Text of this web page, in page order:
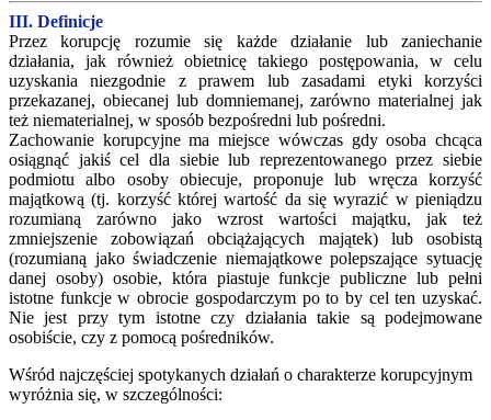
III. Definicje
Przez korupcję rozumie się każde działanie lub zaniechanie
działania, jak również obietnicę takiego postępowania, w celu
uzyskania niezgodnie z prawem lub zasadami etyki korzyści
przekazanej, obiecanej lub domniemanej, zarówno materialnej jak
też niematerialnej, w sposób bezpośredni lub pośredni.
Zachowanie korupcyjne ma miejsce wówczas gdy osoba chcąca
osiągnąć jakiś cel dla siebie lub reprezentowanego przez siebie
podmiotu albo osoby obiecuje, proponuje lub wręcza korzyść
majątkową (tj. korzyść której wartość da się wyrazić w pieniądzu
rozumianą zarówno jako wzrost wartości majątku, jak też
zmniejszenie zobowiązań obciążających majątek) lub osobistą
(rozumianą jako świadczenie niemajątkowe polepszające sytuację
danej osoby) osobie, która piastuje funkcje publiczne lub pełni
istotne funkcje w obrocie gospodarczym po to by cel ten uzyskać.
Nie jest przy tym istotne czy działania takie są podejmowane
osobiście, czy z pomocą pośredników.
Wśród najczęściej spotykanych działań o charakterze korupcyjnym
wyróżnia się, w szczególności: